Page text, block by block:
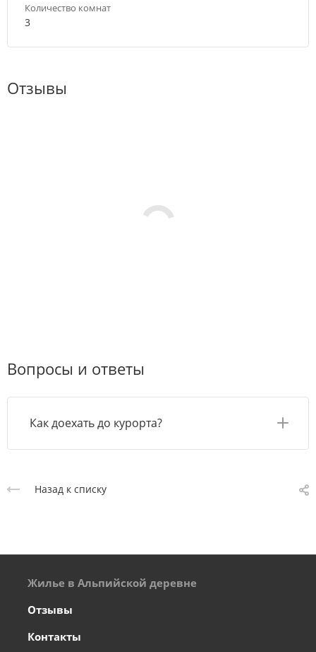
Количество комнат
3
Отзывы
Вопросы и ответы
Как доехать до курорта?
Назад к списку
Жилье в Альпийской деревне
Отзывы
Контакты